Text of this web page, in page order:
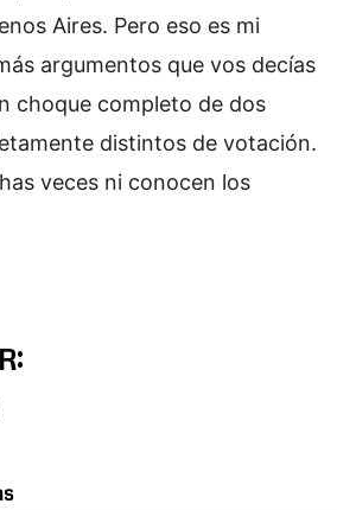
Aires. Pero eso es mi
argumentos que vos decías
choque completo de dos
distintos de votación.
veces ni conocen los